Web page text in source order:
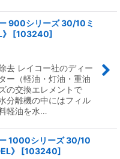
900シリーズ 30/10ミ
[103240]
去 レイコー社のディー
ー（軽油・灯油・重油
の交換エレメントで
分離機の中にはフィル
軽油を水…
1000シリーズ 30/10
》
[103240]